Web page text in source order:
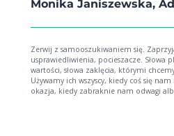
Monika Janiszewska,
Zerwij z samooszukiwaniem się. Zaprzyjaźnij
usprawiedliwienia, pocieszacze. Słowa
wartości, słowa zaklęcia, którymi
Używamy ich wszyscy, kiedy coś się
okazja, kiedy zabraknie nam odwagi